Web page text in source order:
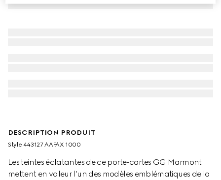
DESCRIPTION PRODUIT
Style ‎443127 AAFAX 1000
Les teintes éclatantes de ce porte-cartes GG Marmont
mettent en valeur l’un des modèles emblématiques de la